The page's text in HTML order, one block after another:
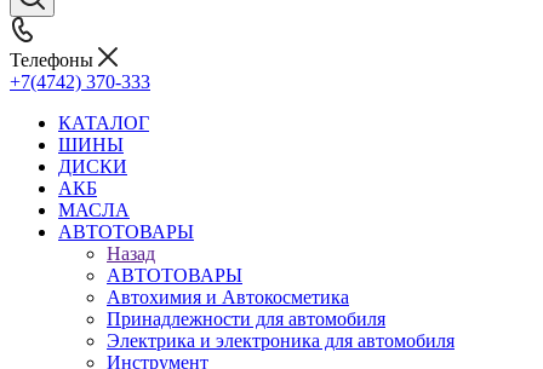
Телефоны
+7(4742) 370-333
КАТАЛОГ
ШИНЫ
ДИСКИ
АКБ
МАСЛА
АВТОТОВАРЫ
Назад
АВТОТОВАРЫ
Автохимия и Автокосметика
Принадлежности для автомобиля
Электрика и электроника для автомобиля
Инструмент